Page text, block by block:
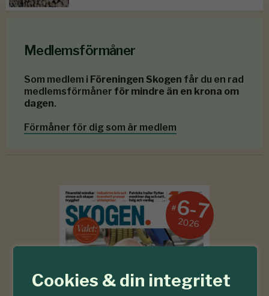
Cookies & din integritet
Medlemsförmåner
Som medlem i Föreningen Skogen får du en rad
medlemsförmåner för mindre än en krona om
dagen.
Förmåner för dig som är medlem
#6-7
2026